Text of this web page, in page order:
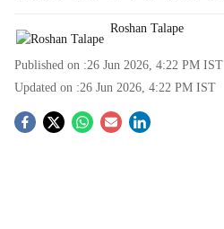
Roshan Talape
Published on :26 Jun 2026, 4:22 PM IST
Updated on :26 Jun 2026, 4:22 PM IST
S